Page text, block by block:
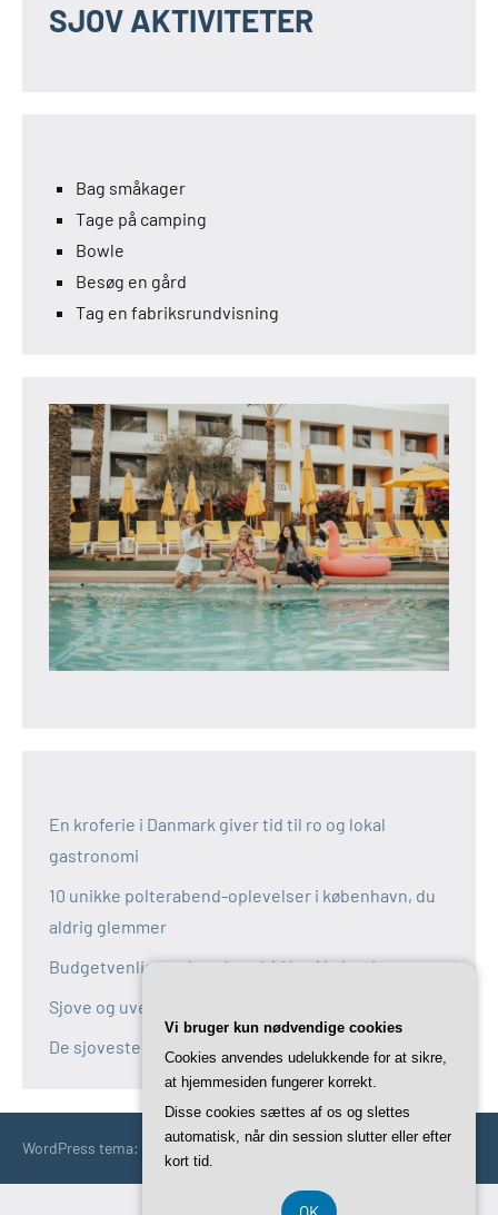
SJOV AKTIVITETER
Bag småkager
Tage på camping
Bowle
Besøg en gård
Tag en fabriksrundvisning
En kroferie i Danmark giver tid til ro og lokal
gastronomi
10 unikke polterabend-oplevelser i københavn, du
aldrig glemmer
Budgetvenlige polterabend-idéer i københavn
Sjove og uventede polterabend-idéer i københavn
De sjoveste aktiviteter til polterabend i københavn
WordPress tema: Occasio by ThemeZee.
Vi bruger kun nødvendige cookies
Cookies anvendes udelukkende for at sikre,
at hjemmesiden fungerer korrekt.
Disse cookies sættes af os og slettes
automatisk, når din session slutter eller efter
kort tid.